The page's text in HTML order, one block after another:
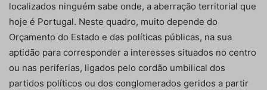
localizados ninguém sabe onde, a aberração territorial que
hoje é Portugal. Neste quadro, muito depende do
Orçamento do Estado e das políticas públicas, na sua
aptidão para corresponder a interesses situados no centro
ou nas periferias, ligados pelo cordão umbilical dos
partidos políticos ou dos conglomerados geridos a partir